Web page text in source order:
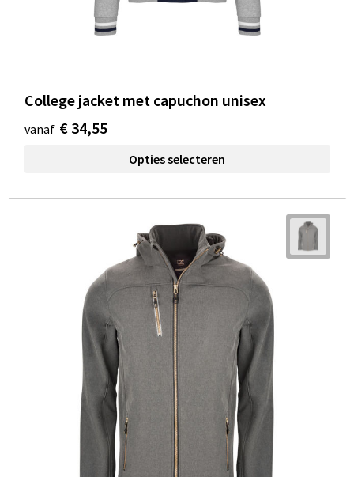
College jacket met capuchon unisex
vanaf € 34,55
Opties selecteren